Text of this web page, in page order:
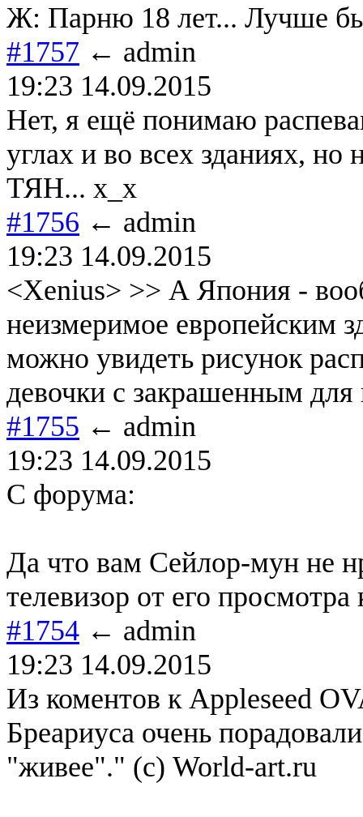
Ж: Парню 18 лет... Лучше бы
#1757 ← admin
19:23 14.09.2015
Нет, я ещё понимаю
углах и во всех зданиях,
ТЯН... х_х
#1756 ← admin
19:23 14.09.2015
<Xenius> >> А Япония -
неизмеримое европейским
можно увидеть рисунок
девочки с закрашенным
#1755 ← admin
19:23 14.09.2015
С форума:
Да что вам Сейлор-мун не
телевизор от его
#1754 ← admin
19:23 14.09.2015
Из коментов к Appleseed
Бреариуса очень
"живее"." (c) World-art.ru